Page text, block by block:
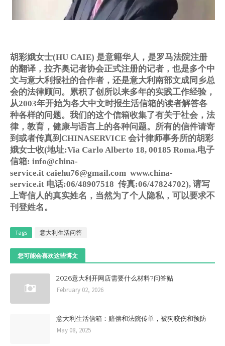
胡彩娥女士(HU CAIE) 是意籍华人，是罗马法院注册
的翻译，拉齐奥记者协会正式注册的记者，也是多个中
文与意大利报社的合作者，还是意大利南部文成同乡总
会的法律顾问。累积了创所以来多年的实践工作经验，
从2003年开始为各大中文时报生活信箱的读者解答各
种各样的问题。我们的这个信箱收集了有关于社会，法
律，教育，健康与语言上的各种问题。所有的信件请寄
到或者传真到 CHINASERVICE 会计律师事务所的胡彩
娥女士收(地址:Via Carlo Alberto 18, 00185 Roma.电子
信箱: info@china-
service.it caiehu76@gmail.com www.china-
service.it 电话:06/48907518 传真:06/47824702), 请写
上寄信人的真实姓名，当然为了个人隐私，可以要求不
刊登姓名。
Tags 意大利生活问答
您可能会喜欢这些博文
2026意大利开网店需要什么材料?问答贴
February 02, 2026
意大利生活信箱：赔偿和法院传单，被狗咬伤和预防
May 08, 2025